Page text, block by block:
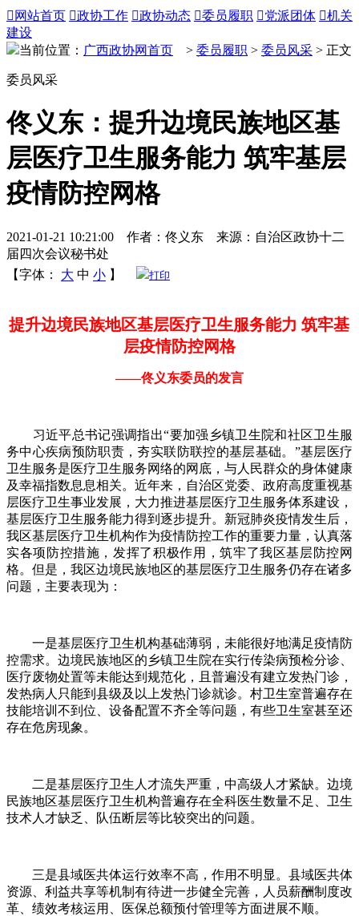
 网站首页 政协工作 政协动态 委员履职 党派团体 机关
建设
当前位置： 广西政协网首页 > 委员履职 > 委员风采 > 正文
委员风采
佟义东：提升边境民族地区基
层医疗卫生服务能力 筑牢基层
疫情防控网格
2021-01-21 10:21:00 作者：佟义东 来源：自治区政协十二
届四次会议秘书处
【字体：
大 中 小 】 打印
提升边境民族地区基层医疗卫生服务能力 筑牢基
层疫情防控网格
——佟义东委员的发言
习近平总书记强调指出“要加强乡镇卫生院和社区卫生服
务中心疾病预防职责，夯实联防联控的基层基础。”基层医疗
卫生服务是医疗卫生服务网络的网底，与人民群众的身体健康
及幸福指数息息相关。近年来，自治区党委、政府高度重视基
层医疗卫生事业发展，大力推进基层医疗卫生服务体系建设，
基层医疗卫生服务能力得到逐步提升。新冠肺炎疫情发生后，
我区基层医疗卫生机构作为疫情防控工作的重要力量，认真落
实各项防控措施，发挥了积极作用，筑牢了我区基层防控网
格。但是，我区边境民族地区的基层医疗卫生服务仍存在诸多
问题，主要表现为：
一是基层医疗卫生机构基础薄弱，未能很好地满足疫情防
控需求。边境民族地区的乡镇卫生院在实行传染病预检分诊、
医疗废物处置等未能达到规范化，且普遍没有建立发热门诊，
发热病人只能到县级及以上发热门诊就诊。村卫生室普遍存在
技能培训不到位、设备配置不齐全等问题，有些卫生室甚至还
存在危房现象。
二是基层医疗卫生人才流失严重，中高级人才紧缺。边境
民族地区基层医疗卫生机构普遍存在全科医生数量不足、卫生
技术人才缺乏、队伍断层等比较突出的问题。
三是县域医共体运行效率不高，作用不明显。县域医共体
资源、利益共享等机制有待进一步健全完善，人员薪酬制度改
革、绩效考核运用、医保总额预付管理等方面进展不顺。